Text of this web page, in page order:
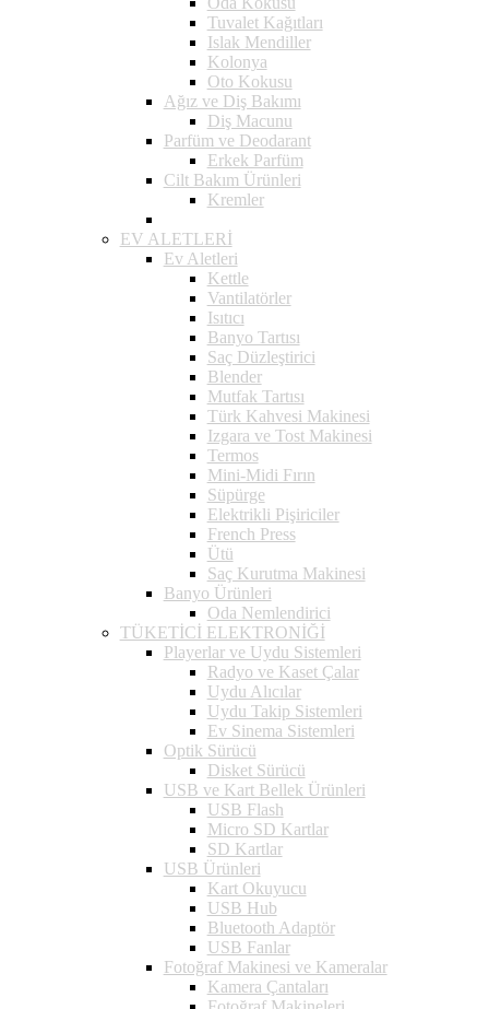
Tuvalet Kağıtları
Islak Mendiller
Kolonya
Oto Kokusu
Ağız ve Diş Bakımı
Diş Macunu
Parfüm ve Deodarant
Erkek Parfüm
Cilt Bakım Ürünleri
Kremler
EV ALETLERİ
Ev Aletleri
Kettle
Vantilatörler
Isıtıcı
Banyo Tartısı
Saç Düzleştirici
Blender
Mutfak Tartısı
Türk Kahvesi Makinesi
Izgara ve Tost Makinesi
Termos
Mini-Midi Fırın
Süpürge
Elektrikli Pişiriciler
French Press
Ütü
Saç Kurutma Makinesi
Banyo Ürünleri
Oda Nemlendirici
TÜKETİCİ ELEKTRONİĞİ
Playerlar ve Uydu Sistemleri
Radyo ve Kaset Çalar
Uydu Alıcılar
Uydu Takip Sistemleri
Ev Sinema Sistemleri
Optik Sürücü
Disket Sürücü
USB ve Kart Bellek Ürünleri
USB Flash
Micro SD Kartlar
SD Kartlar
USB Ürünleri
Kart Okuyucu
USB Hub
Bluetooth Adaptör
USB Fanlar
Fotoğraf Makinesi ve Kameralar
Kamera Çantaları